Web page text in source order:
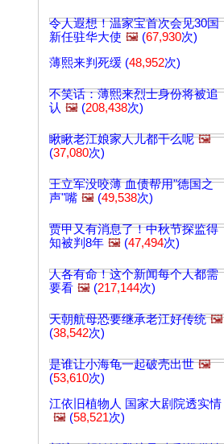
令人遐想！温家宝首次会见30国
新任驻华大使 🖼️ (67,930次)
薄熙来判死缓 (48,952次)
不笑话：薄熙来烈士身份将被追
认 🖼️ (208,438次)
瞅瞅老江娘家人儿都干么呢 🖼️
(37,080次)
王立军没咬薄 血债帮用"德国之
声"嘴 🖼️ (49,538次)
贾甲又有消息了！中秋节探监得
知被判8年 🖼️ (47,494次)
人各有命！这个新闻每个人都需
要看 🖼️ (217,144次)
天朝航母恐要继承老江好传统 🖼️
(38,542次)
是谁让小海龟一起破壳出世 🖼️
(53,610次)
江依旧植物人 国家大剧院透实情
🖼️ (58,521次)